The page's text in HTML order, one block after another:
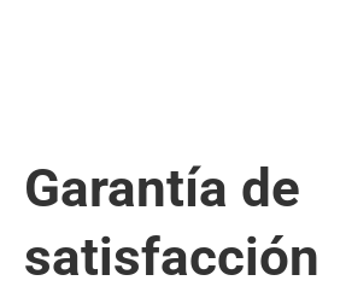
Garantía de
satisfacción